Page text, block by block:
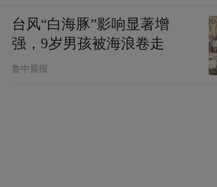
台风“白海豚”影响显著增
强，9岁男孩被海浪卷走
鲁中晨报